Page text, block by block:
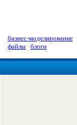
бизнес-моделирование
файлы блоги